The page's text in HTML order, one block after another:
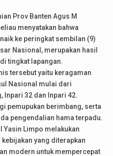
Prov Banten Agus M
menyatakan bahwa
ke peringkat sembilan (9)
Nasional, merupakan hasil
tingkat lapangan.
tersebut yaitu keragaman
Nasional mulai dari
Inpari 32 dan Inpari 42.
pemupukan berimbang, serta
pengendalian hama terpadu.
Yasin Limpo melakukan
yang diterapkan
modern untuk mempercepat